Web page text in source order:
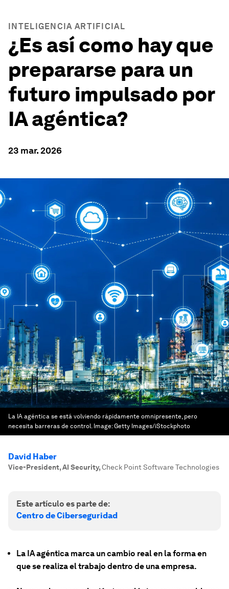
INTELIGENCIA ARTIFICIAL
¿Es así como hay que
prepararse para un
futuro impulsado por
IA agéntica?
23 mar. 2026
La IA agéntica se está volviendo rápidamente omnipresente, pero
necesita barreras de control. Image:Getty Images/iStockphoto
David Haber
Vice-President, AI Security,Check Point Software Technologies
Este artículo es parte de:
Centro de Ciberseguridad
La IA agéntica marca un cambio real en la forma en
que se realiza el trabajo dentro de una empresa.